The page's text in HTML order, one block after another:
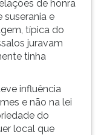
de honra
suserania e
típica do
juravam
tinha
influência
e não na lei
do
local que